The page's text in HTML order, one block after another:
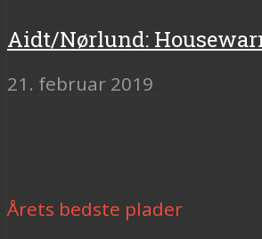
Aidt/Nørlund:
21. februar 2019
Årets bedste plader